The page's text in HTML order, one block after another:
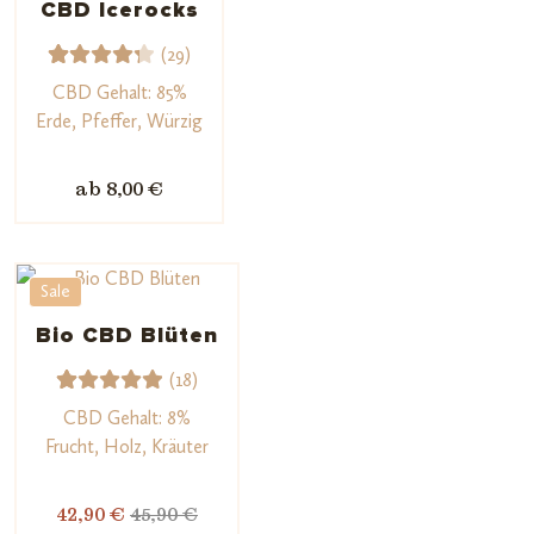
CBD Icerocks
Bewert
et mit
basiere
29
bewert
(29)
CBD Gehalt: 85%
Erde, Pfeffer, Würzig
ab 8,00 €
Sale
Bio CBD Blüten
Bewerte
t mit
basieren
18
(18)
CBD Gehalt: 8%
Frucht, Holz, Kräuter
42,90 € 45,90 €